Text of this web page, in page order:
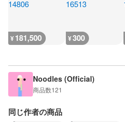
¥181,500 ¥300
Noodles (Official)
商品数121
同じ作者の商品